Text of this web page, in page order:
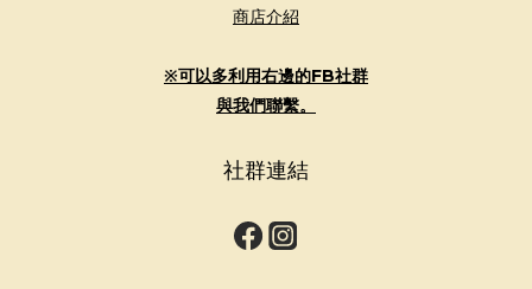
商店介紹
※可以多利用右邊的FB社群
與我們聯繫。
社群連結